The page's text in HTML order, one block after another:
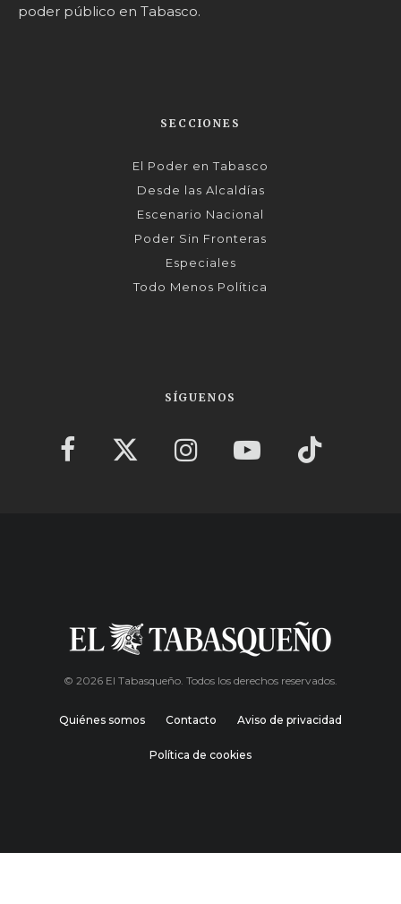
poder público en Tabasco.
SECCIONES
El Poder en Tabasco
Desde las Alcaldías
Escenario Nacional
Poder Sin Fronteras
Especiales
Todo Menos Política
SÍGUENOS
© 2026 El Tabasqueño. Todos los derechos reservados.
Quiénes somos Contacto Aviso de privacidad
Política de cookies